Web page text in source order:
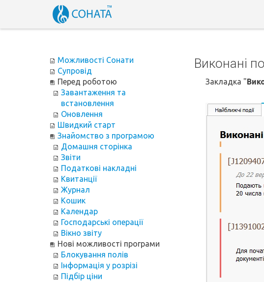
Можливості Сонати
Супровід
Перед роботою
Завантаження та
встановлення
Оновлення
Швидкий старт
Знайомство з програмою
Домашня сторінка
Звіти
Податкові накладні
Квитанції
Журнал
Кошик
Календар
Господарські операції
Вікно звіту
Нові можливості програми
Блокування полів
Інформація у розрізі
Підбір ціни
Виконані
Закладка "